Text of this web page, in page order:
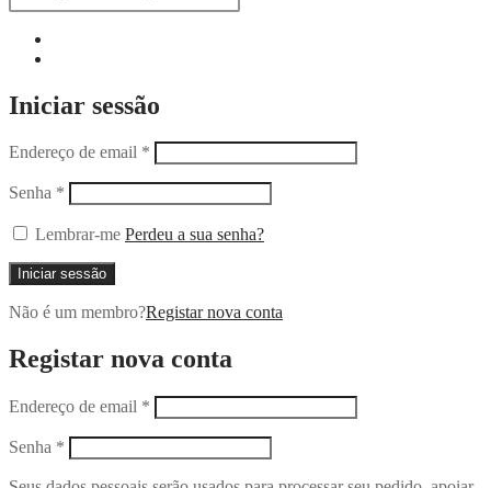
Iniciar sessão
Endereço de email *
Senha *
Lembrar-me Perdeu a sua senha?
Iniciar sessão
Não é um membro?Registar nova conta
Registar nova conta
Endereço de email *
Senha *